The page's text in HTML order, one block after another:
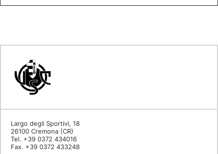
Largo degli Sportivi, 18
26100 Cremona (CR)
Tel. +39 0372 434016
Fax. +39 0372 433248